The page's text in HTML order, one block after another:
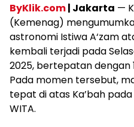
ByKlik.com| Jakarta —
(Kemenag)
astronomi Istiwa A‘zam
kembali terjadi pada
2025, bertepatan dengan
Pada momen tersebut,
tepat di atas Ka’bah pada
WITA.